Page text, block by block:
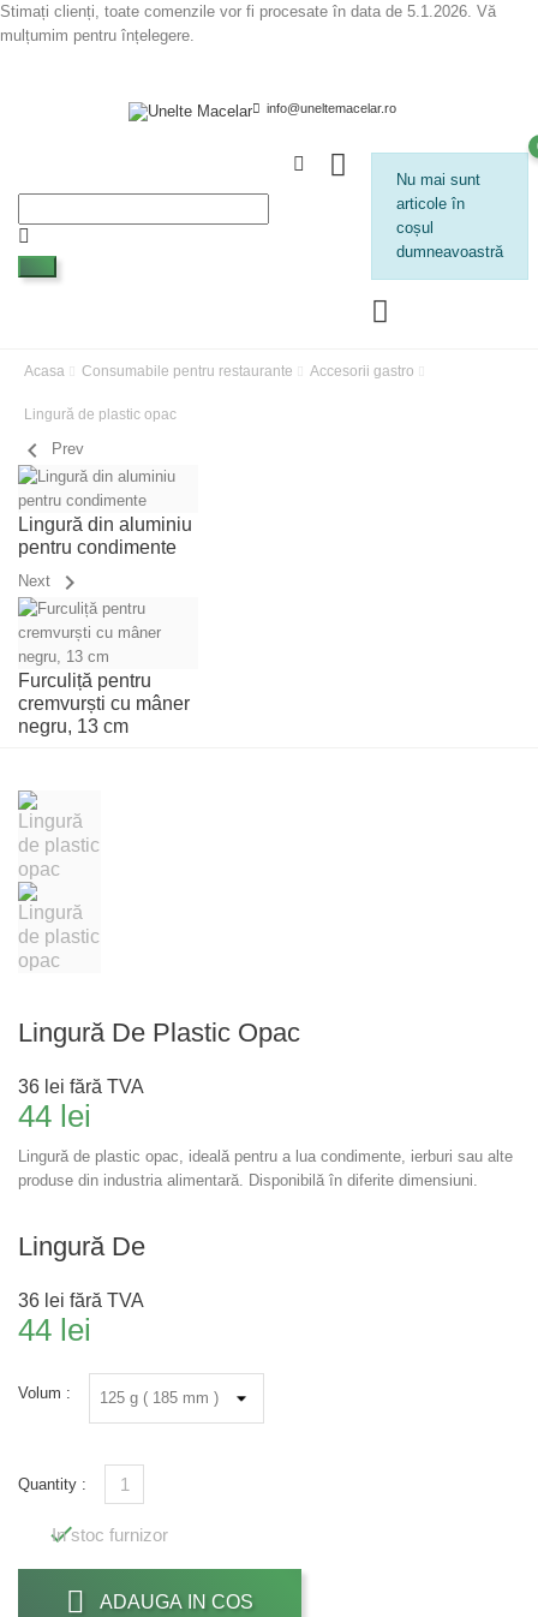
Stimați clienți, toate comenzile vor fi procesate în data de 5.1.2026. Vă
mulțumim pentru înțelegere.
info@uneltemacelar.ro
Nu mai sunt
articole în
coșul
dumneavoastră
Acasa Consumabile pentru restaurante Accesorii gastro
Lingură de plastic opac
chevron_left Prev
Lingură din aluminiu
pentru condimente
Next chevron_right
Furculiță pentru
cremvurști cu mâner
negru, 13 cm
Lingură De Plastic Opac
36 lei fără TVA
44 lei
Lingură de plastic opac, ideală pentru a lua condimente, ierburi sau alte
produse din industria alimentară. Disponibilă în diferite dimensiuni.
Lingură De
36 lei fără TVA
44 lei
Volum :
Quantity :

In stoc furnizor
ADAUGA IN COS